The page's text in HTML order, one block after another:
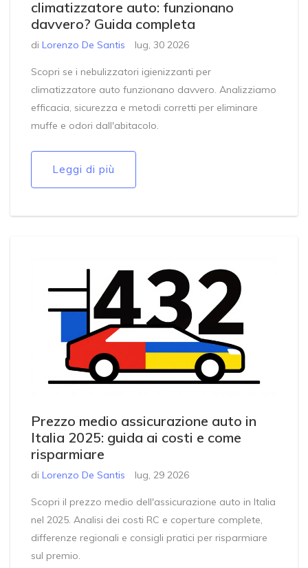
climatizzatore auto: funzionano
davvero? Guida completa
di Lorenzo De Santis lug, 30 2026
Scopri se i nebulizzatori igienizzanti per
climatizzatore auto funzionano davvero. Analizziamo
efficacia, sicurezza e metodi corretti per eliminare
muffe e odori dall'abitacolo.
Leggi di più
Prezzo medio assicurazione auto in
Italia 2025: guida ai costi e come
risparmiare
di Lorenzo De Santis lug, 29 2026
Scopri il prezzo medio dell'assicurazione auto in Italia
nel 2025. Analisi dei costi RC e coperture complete,
differenze regionali e consigli pratici per risparmiare
sul premio.